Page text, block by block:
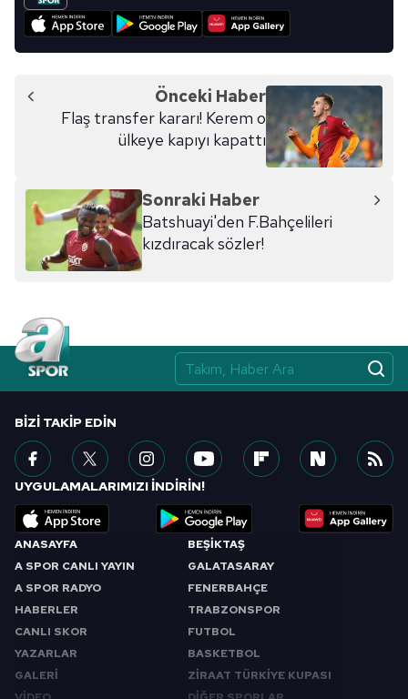
Önceki Haber
Flaş transfer kararı! Kerem o
ülkeye kapıyı kapattı
Sonraki Haber
Batshuayi'den F.Bahçelileri
kızdıracak sözler!
ANASAYFA
A SPOR CANLI YAYIN
A SPOR RADYO
HABERLER
CANLI SKOR
YAZARLAR
GALERİ
BEŞİKTAŞ
GALATASARAY
FENERBAHÇE
TRABZONSPOR
FUTBOL
BASKETBOL
ZİRAAT TÜRKİYE KUPASI
BIZI TAKIP EDIN
UYGULAMALARIMIZI İNDİRİN!